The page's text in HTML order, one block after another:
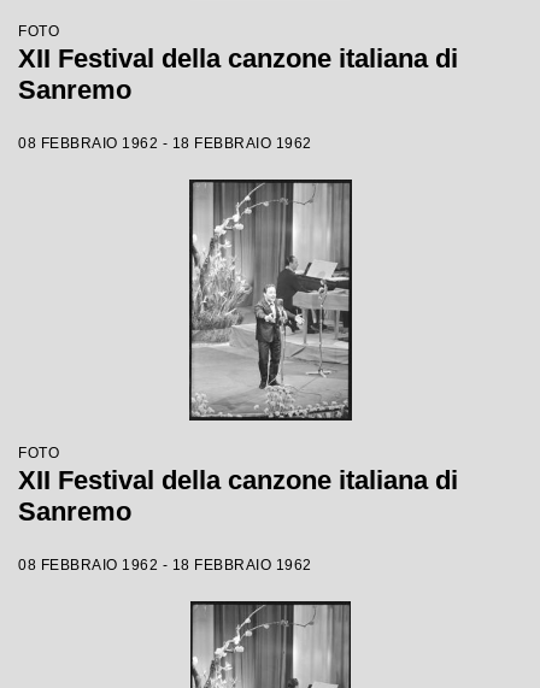
FOTO
XII Festival della canzone italiana di
Sanremo
08 FEBBRAIO 1962 - 18 FEBBRAIO 1962
FOTO
XII Festival della canzone italiana di
Sanremo
08 FEBBRAIO 1962 - 18 FEBBRAIO 1962